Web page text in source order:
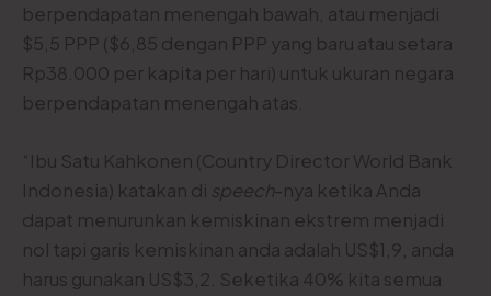
berpendapatan menengah bawah, atau menjadi
$5,5 PPP ($6,85 dengan PPP yang baru atau setara
Rp38.000 per kapita per hari) untuk ukuran negara
berpendapatan menengah atas.
“Ibu Satu Kahkonen (Country Director World Bank
Indonesia) katakan di speech-nya ketika Anda
dapat menurunkan kemiskinan ekstrem menjadi
nol tapi garis kemiskinan anda adalah US$1,9, anda
harus gunakan US$3,2. Seketika 40% kita semua